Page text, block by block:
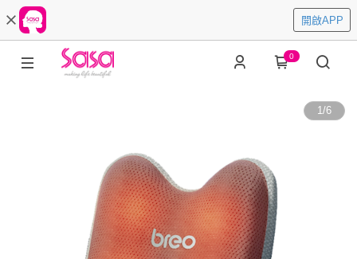
開啟APP
0
1/6